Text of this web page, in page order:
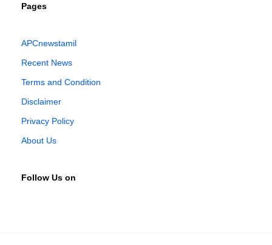
Pages
APCnewstamil
Recent News
Terms and Condition
Disclaimer
Privacy Policy
About Us
Follow Us on